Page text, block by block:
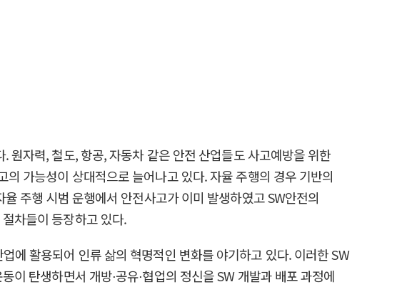
원자력, 철도, 항공, 자동차 같은 안전 산업들도 사고예방을 위한
가능성이 상대적으로 늘어나고 있다. 자율 주행의 경우 기반의
주행 시범 운행에서 안전사고가 이미 발생하였고 SW안전의
차들이 등장하고 있다.
에 활용되어 인류 삶의 혁명적인 변화를 야기하고 있다. 이러한 SW
탄생하면서 개방⋅공유⋅협업의 정신을 SW 개발과 배포 과정에